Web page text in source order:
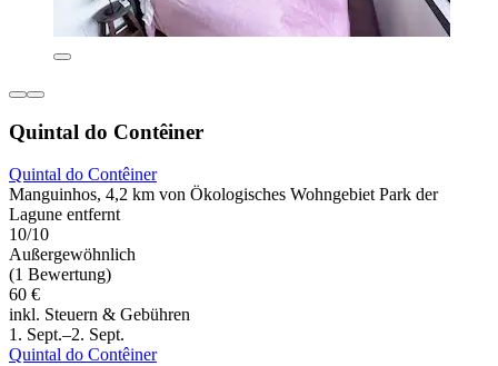
Quintal do Contêiner
Quintal do Contêiner
Manguinhos, 4,2 km von Ökologisches Wohngebiet Park der
Lagune entfernt
10/10
Außergewöhnlich
(1 Bewertung)
60 €
inkl. Steuern & Gebühren
1. Sept.–2. Sept.
Quintal do Contêiner